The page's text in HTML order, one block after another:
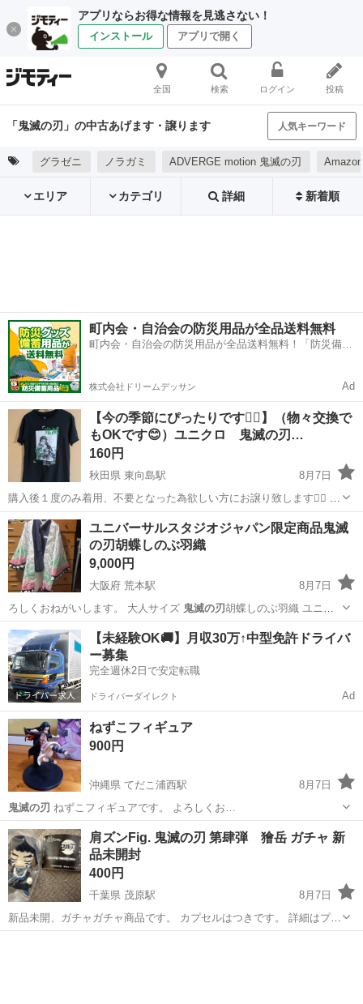
アプリならお得な情報を見逃さない！
インストール アプリで開く
全国 検索 ログイン 投稿
「鬼滅の刃」の中古あげます・譲ります 人気キーワード
グラゼニ ノラガミ ADVERGE motion 鬼滅の刃
エリア カテゴリ 詳細 新着順
町内会・自治会の防災用品が全品送料無料
町内会・自治会の防災用品が全品送料無料！「防災備蓄
株式会社ドリームデッサン Ad
【今の季節にぴったりです🙇‍♀️】（物々交換で
もOKです😊）ユニクロ 鬼滅の刃…
160円
秋田県 東向島駅
8月7日
購入後１度のみ着用、不要となった為欲しい方にお譲り致します🙇‍♀️ 洗
濯しております。宜しくお願い致します🙇‍♀️
秋田 大仙市 東向島駅 Tシャツ
ユニバーサルスタジオジャパン限定商品鬼滅
の刃胡蝶しのぶ羽織
9,000円
大阪府 荒本駅
8月7日
ろしくおねがいします。 大人サイズ 鬼滅の刃胡蝶しのぶ羽織 ユニバ
ーサルスタジオ…
大阪 東大阪市 荒本駅 その他 鬼滅の刃
【未経験OK🚚】月収30万↑中型免許ドライバ
ー募集
完全週休2日で安定転職
ドライバーダイレクト Ad
ねずこフィギュア
900円
沖縄県 てだこ浦西駅
8月7日
鬼滅の刃 ねずこフィギュアです。 よろしくお…
沖縄 宜野湾市 てだこ浦西駅 フィギュア 鬼滅の刃
肩ズンFig. 鬼滅の刃 第肆弾 獪岳 ガチャ 新
品未開封
400円
千葉県 茂原駅
8月7日
新品未開、ガチャガチャ商品です。 カプセルはつきです。 詳細はプロ
フィールご確認ください。